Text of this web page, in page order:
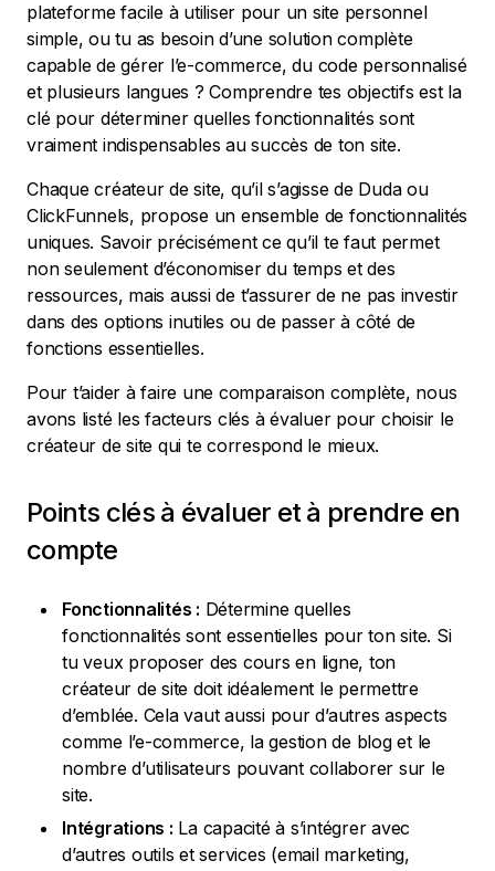
plateforme facile à utiliser pour un site personnel
simple, ou tu as besoin d’une solution complète
capable de gérer l’e-commerce, du code personnalisé
et plusieurs langues ? Comprendre tes objectifs est la
clé pour déterminer quelles fonctionnalités sont
vraiment indispensables au succès de ton site.
Chaque créateur de site, qu’il s’agisse de Duda ou
ClickFunnels, propose un ensemble de fonctionnalités
uniques. Savoir précisément ce qu’il te faut permet
non seulement d’économiser du temps et des
ressources, mais aussi de t’assurer de ne pas investir
dans des options inutiles ou de passer à côté de
fonctions essentielles.
Pour t’aider à faire une comparaison complète, nous
avons listé les facteurs clés à évaluer pour choisir le
créateur de site qui te correspond le mieux.
Points clés à évaluer et à prendre en
compte
Fonctionnalités : Détermine quelles
fonctionnalités sont essentielles pour ton site. Si
tu veux proposer des cours en ligne, ton
créateur de site doit idéalement le permettre
d’emblée. Cela vaut aussi pour d’autres aspects
comme l’e-commerce, la gestion de blog et le
nombre d’utilisateurs pouvant collaborer sur le
site.
Intégrations : La capacité à s’intégrer avec
d’autres outils et services (email marketing,